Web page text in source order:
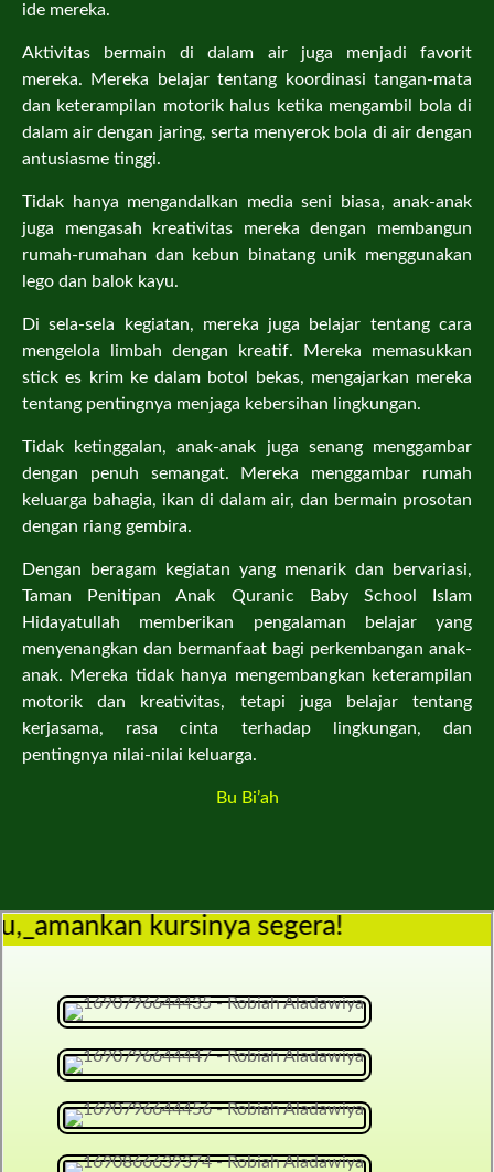
ide mereka.
Aktivitas bermain di dalam air juga menjadi favorit
mereka. Mereka belajar tentang koordinasi tangan-mata
dan keterampilan motorik halus ketika mengambil bola di
dalam air dengan jaring, serta menyerok bola di air dengan
antusiasme tinggi.
Tidak hanya mengandalkan media seni biasa, anak-anak
juga mengasah kreativitas mereka dengan membangun
rumah-rumahan dan kebun binatang unik menggunakan
lego dan balok kayu.
Di sela-sela kegiatan, mereka juga belajar tentang cara
mengelola limbah dengan kreatif. Mereka memasukkan
stick es krim ke dalam botol bekas, mengajarkan mereka
tentang pentingnya menjaga kebersihan lingkungan.
Tidak ketinggalan, anak-anak juga senang menggambar
dengan penuh semangat. Mereka menggambar rumah
keluarga bahagia, ikan di dalam air, dan bermain prosotan
dengan riang gembira.
Dengan beragam kegiatan yang menarik dan bervariasi,
Taman Penitipan Anak Quranic Baby School Islam
Hidayatullah memberikan pengalaman belajar yang
menyenangkan dan bermanfaat bagi perkembangan anak-
anak. Mereka tidak hanya mengembangkan keterampilan
motorik dan kreativitas, tetapi juga belajar tentang
kerjasama, rasa cinta terhadap lingkungan, dan
pentingnya nilai-nilai keluarga.
Bu Bi’ah
kursinya segera!